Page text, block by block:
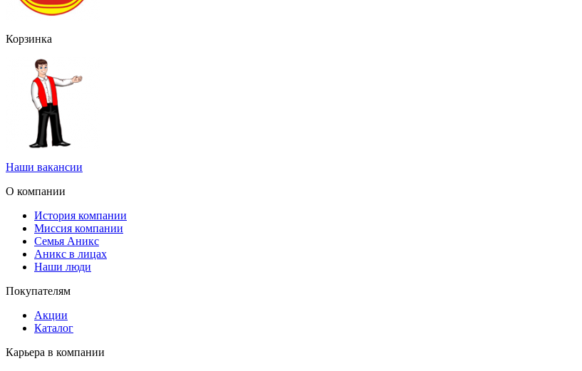
Корзинка
Наши вакансии
О компании
История компании
Миссия компании
Семья Аникс
Аникс в лицах
Наши люди
Покупателям
Акции
Каталог
Карьера в компании